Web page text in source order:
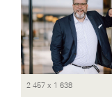
2 457 x 1 638